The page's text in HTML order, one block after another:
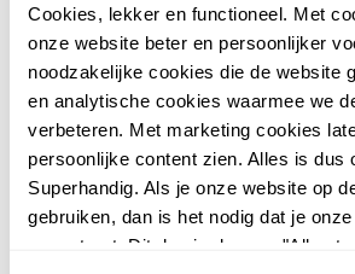
Cookies, lekker en functioneel. Met
onze website beter en persoonlijker
noodzakelijke cookies die de website
en analytische cookies waarmee we
verbeteren. Met marketing cookies
persoonlijke content zien. Alles is dus
Superhandig. Als je onze website op
gebruiken, dan is het nodig dat je
accepteert. Dit doe je door op "Alles
4,8 Hush